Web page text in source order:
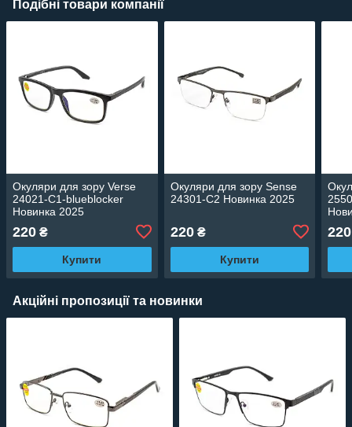
Подібні товари компанії
Окуляри для зору Verse
24021-C1-blueblocker
Новинка 2025
220 ₴
Купити
Окуляри для зору Sense
24301-C2 Новинка 2025
220₴
Купити
220
Акційні пропозиції та новинки